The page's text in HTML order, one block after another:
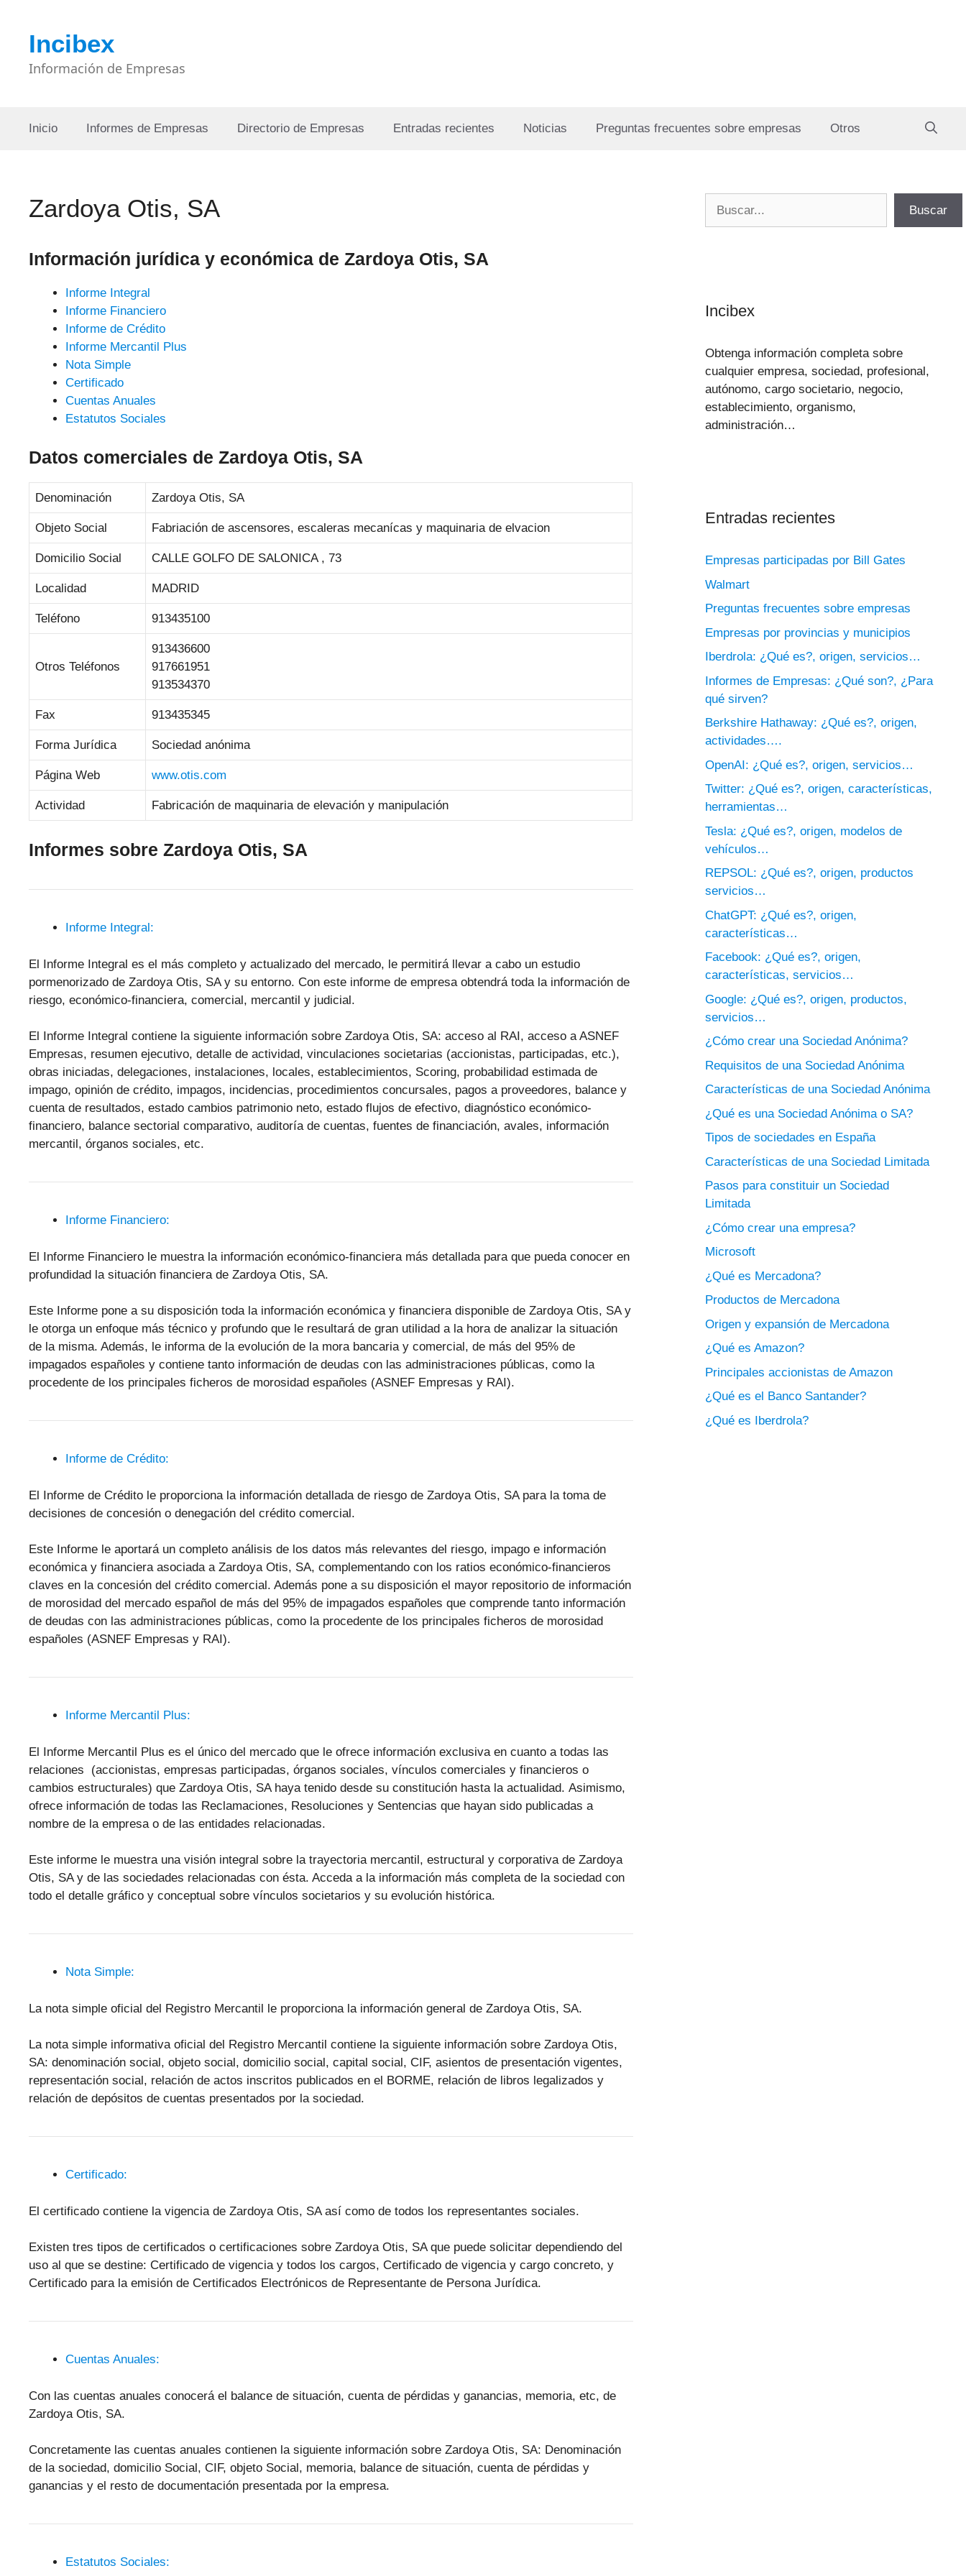
contenidoIncibex
Información de Empresas
Inicio Informes de Empresas Directorio de Empresas Entradas recientes Noticias Preguntas frecuentes sobre empresas Otros
Zardoya Otis, SA
Información jurídica y económica de Zardoya Otis, SA
Informe Integral
Informe Financiero
Informe de Crédito
Informe Mercantil Plus
Nota Simple
Certificado
Cuentas Anuales
Estatutos Sociales
Datos comerciales de Zardoya Otis, SA
Denominación Zardoya Otis, SA
Objeto Social Fabriación de ascensores, escaleras mecanícas y maquinaria de elvacion
Domicilio Social CALLE GOLFO DE SALONICA , 73
Localidad MADRID
Teléfono 913435100
Otros Teléfonos
913436600
917661951
913534370
Fax 913435345
Forma Jurídica Sociedad anónima
Página Web www.otis.com
Actividad Fabricación de maquinaria de elevación y manipulación
Informes sobre Zardoya Otis, SA
Informe Integral:
El Informe Integral es el más completo y actualizado del mercado, le permitirá llevar a cabo un estudio
pormenorizado de Zardoya Otis, SA y su entorno. Con este informe de empresa obtendrá toda la información de
riesgo, económico-financiera, comercial, mercantil y judicial.
El Informe Integral contiene la siguiente información sobre Zardoya Otis, SA: acceso al RAI, acceso a ASNEF
Empresas, resumen ejecutivo, detalle de actividad, vinculaciones societarias (accionistas, participadas, etc.),
obras iniciadas, delegaciones, instalaciones, locales, establecimientos, Scoring, probabilidad estimada de
impago, opinión de crédito, impagos, incidencias, procedimientos concursales, pagos a proveedores, balance y
cuenta de resultados, estado cambios patrimonio neto, estado flujos de efectivo, diagnóstico económico-
financiero, balance sectorial comparativo, auditoría de cuentas, fuentes de financiación, avales, información
mercantil, órganos sociales, etc.
Informe Financiero:
El Informe Financiero le muestra la información económico-financiera más detallada para que pueda conocer en
profundidad la situación financiera de Zardoya Otis, SA.
Este Informe pone a su disposición toda la información económica y financiera disponible de Zardoya Otis, SA y
le otorga un enfoque más técnico y profundo que le resultará de gran utilidad a la hora de analizar la situación
de la misma. Además, le informa de la evolución de la mora bancaria y comercial, de más del 95% de
impagados españoles y contiene tanto información de deudas con las administraciones públicas, como la
procedente de los principales ficheros de morosidad españoles (ASNEF Empresas y RAI).
Informe de Crédito:
El Informe de Crédito le proporciona la información detallada de riesgo de Zardoya Otis, SA para la toma de
decisiones de concesión o denegación del crédito comercial.
Este Informe le aportará un completo análisis de los datos más relevantes del riesgo, impago e información
económica y financiera asociada a Zardoya Otis, SA, complementando con los ratios económico-financieros
claves en la concesión del crédito comercial. Además pone a su disposición el mayor repositorio de información
de morosidad del mercado español de más del 95% de impagados españoles que comprende tanto información
de deudas con las administraciones públicas, como la procedente de los principales ficheros de morosidad
españoles (ASNEF Empresas y RAI).
Informe Mercantil Plus:
El Informe Mercantil Plus es el único del mercado que le ofrece información exclusiva en cuanto a todas las
relaciones (accionistas, empresas participadas, órganos sociales, vínculos comerciales y financieros o
cambios estructurales) que Zardoya Otis, SA haya tenido desde su constitución hasta la actualidad. Asimismo,
ofrece información de todas las Reclamaciones, Resoluciones y Sentencias que hayan sido publicadas a
nombre de la empresa o de las entidades relacionadas.
Este informe le muestra una visión integral sobre la trayectoria mercantil, estructural y corporativa de Zardoya
Otis, SA y de las sociedades relacionadas con ésta. Acceda a la información más completa de la sociedad con
todo el detalle gráfico y conceptual sobre vínculos societarios y su evolución histórica.
Nota Simple:
La nota simple oficial del Registro Mercantil le proporciona la información general de Zardoya Otis, SA.
La nota simple informativa oficial del Registro Mercantil contiene la siguiente información sobre Zardoya Otis,
SA: denominación social, objeto social, domicilio social, capital social, CIF, asientos de presentación vigentes,
representación social, relación de actos inscritos publicados en el BORME, relación de libros legalizados y
relación de depósitos de cuentas presentados por la sociedad.
Certificado:
El certificado contiene la vigencia de Zardoya Otis, SA así como de todos los representantes sociales.
Existen tres tipos de certificados o certificaciones sobre Zardoya Otis, SA que puede solicitar dependiendo del
uso al que se destine: Certificado de vigencia y todos los cargos, Certificado de vigencia y cargo concreto, y
Certificado para la emisión de Certificados Electrónicos de Representante de Persona Jurídica.
Cuentas Anuales:
Con las cuentas anuales conocerá el balance de situación, cuenta de pérdidas y ganancias, memoria, etc, de
Zardoya Otis, SA.
Concretamente las cuentas anuales contienen la siguiente información sobre Zardoya Otis, SA: Denominación
de la sociedad, domicilio Social, CIF, objeto Social, memoria, balance de situación, cuenta de pérdidas y
ganancias y el resto de documentación presentada por la empresa.
Estatutos Sociales:
Buscar
Incibex
Obtenga información completa sobre
cualquier empresa, sociedad, profesional,
autónomo, cargo societario, negocio,
establecimiento, organismo,
administración…
Entradas recientes
Empresas participadas por Bill Gates
Walmart
Preguntas frecuentes sobre empresas
Empresas por provincias y municipios
Iberdrola: ¿Qué es?, origen, servicios…
Informes de Empresas: ¿Qué son?, ¿Para
qué sirven?
Berkshire Hathaway: ¿Qué es?, origen,
actividades….
OpenAI: ¿Qué es?, origen, servicios…
Twitter: ¿Qué es?, origen, características,
herramientas…
Tesla: ¿Qué es?, origen, modelos de
vehículos…
REPSOL: ¿Qué es?, origen, productos
servicios…
ChatGPT: ¿Qué es?, origen,
características…
Facebook: ¿Qué es?, origen,
características, servicios…
Google: ¿Qué es?, origen, productos,
servicios…
¿Cómo crear una Sociedad Anónima?
Requisitos de una Sociedad Anónima
Características de una Sociedad Anónima
¿Qué es una Sociedad Anónima o SA?
Tipos de sociedades en España
Características de una Sociedad Limitada
Pasos para constituir un Sociedad
Limitada
¿Cómo crear una empresa?
Microsoft
¿Qué es Mercadona?
Productos de Mercadona
Origen y expansión de Mercadona
¿Qué es Amazon?
Principales accionistas de Amazon
¿Qué es el Banco Santander?
¿Qué es Iberdrola?